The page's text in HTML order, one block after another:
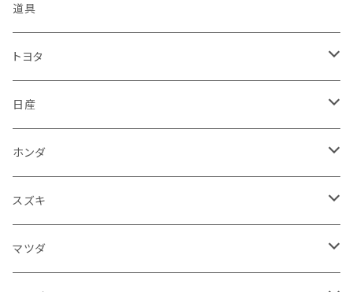
KTM
スバル
レクサス
アウディ
BMW
メルセデス・ベンツ
フォルクスワーゲン
ダイハツ
スバル
レクサス
アウディ
BMW
メルセデス・ベンツ
スズキ
マツダ
ミツビシ
ダイハツ
スバル
アルファロメオ
ピラー
バンパー
フェンダー
サイドミラー
フロントガラス
リアバンパー
ヤマハ
スズキ
カワサキ
ハーレーダビッドソン
BMW
トライアンフ
排気系
マフラー
サイレンサー
外装
シートカバー
燃料タンクキャップ
ハンドル系
ハンドル
ホーン
ブレーキ
ブレーキパッド
ブレーキ・クラッチレバー
エンジン
オルタネーター
電装系
道具
トヨタ
フロアマット
室内アクセサリー
収納ケース
ダッシュボード
ワイパー
ライト系
日産
フロアマット
電装系
ウインカー
トランクマット
ホンダ
フロアマット
運転席周り
スズキ
フロアマット
マツダ